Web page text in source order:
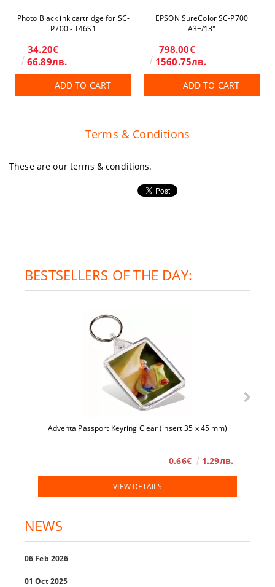
Photo Black ink cartridge for SC-
P700 - T46S1
34.20€
66.89лв.
ADD TO CART
EPSON SureColor SC-P700
A3+/13"
798.00€
1560.75лв.
ADD TO CART
Terms & Conditions
These are our terms & conditions.
BESTSELLERS OF THE DAY:
Adventa Passport Keyring Clear (insert 35 x 45 mm)
0.66€ 1.29лв.
VIEW DETAILS
NEWS
06 Feb 2026
01 Oct 2025